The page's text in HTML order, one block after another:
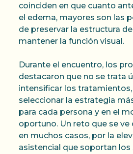
coinciden en que cuanto
el edema, mayores son las
de preservar la estructura
mantener la función visual.
Durante el encuentro, los
destacaron que no se trata
intensificar los
seleccionar la estrategia
para cada persona y en el
oportuno. Un reto que se ve
en muchos casos, por la
asistencial que soportan los